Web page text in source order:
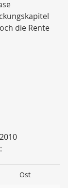
die Rente
Ost